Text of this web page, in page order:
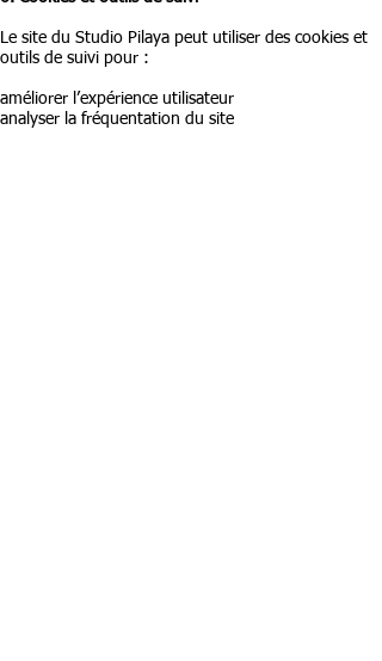
Le site du Studio Pilaya peut utiliser des cookies et
outils de suivi pour :
améliorer l’expérience utilisateur
analyser la fréquentation du site